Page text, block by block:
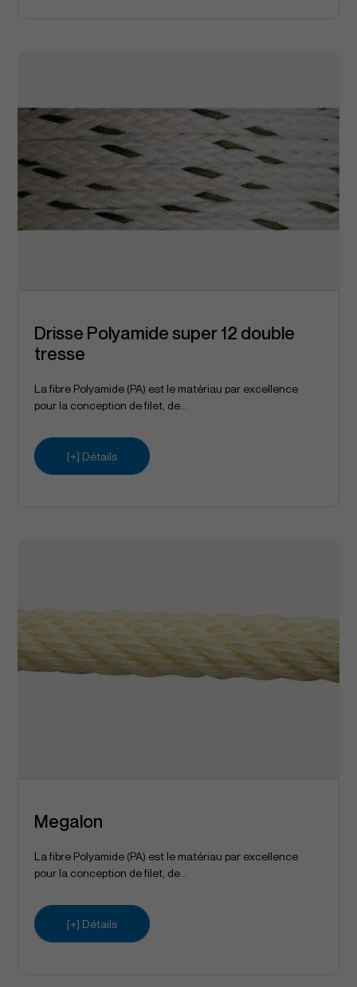
Drisse Polyamide super 12 double
tresse
La fibre Polyamide (PA) est le matériau par excellence
pour la conception de filet, de...
[+] Détails
Megalon
La fibre Polyamide (PA) est le matériau par excellence
pour la conception de filet, de...
[+] Détails